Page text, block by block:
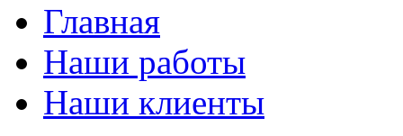
Главная
Наши работы
Наши клиенты